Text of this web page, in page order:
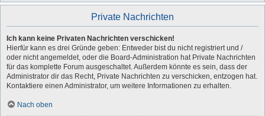
Private Nachrichten
Ich kann keine Privaten Nachrichten verschicken!
Hierfür kann es drei Gründe geben: Entweder bist du nicht registriert und /
oder nicht angemeldet, oder die Board-Administration hat Private Nachrichten
für das komplette Forum ausgeschaltet. Außerdem könnte es sein, dass der
Administrator dir das Recht, Private Nachrichten zu verschicken, entzogen hat.
Kontaktiere einen Administrator, um weitere Informationen zu erhalten.
Nach oben